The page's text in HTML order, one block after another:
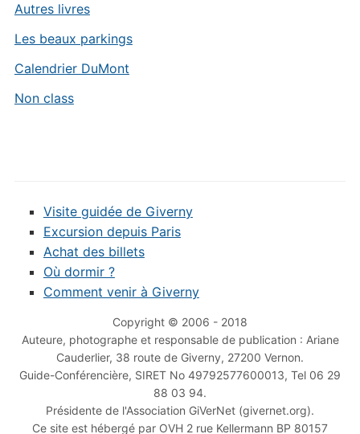
Autres livres
Les beaux parkings
Calendrier DuMont
Non class
Visite guidée de Giverny
Excursion depuis Paris
Achat des billets
Où dormir ?
Comment venir à Giverny
Copyright © 2006 - 2018
Auteure, photographe et responsable de publication : Ariane
Cauderlier, 38 route de Giverny, 27200 Vernon.
Guide-Conférencière, SIRET No 49792577600013, Tel 06 29
88 03 94.
Présidente de l'Association GiVerNet (givernet.org).
Ce site est hébergé par OVH 2 rue Kellermann BP 80157